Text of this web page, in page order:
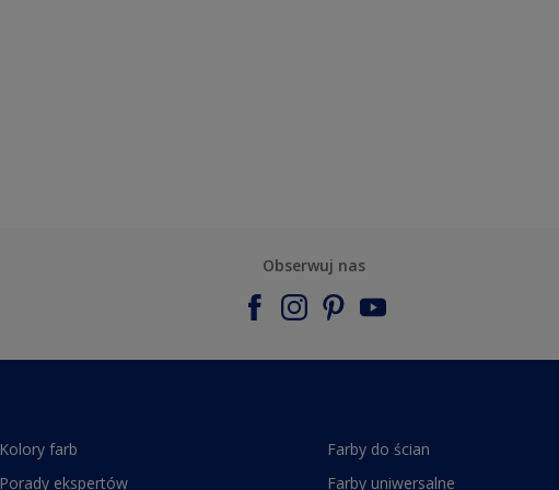
Obserwuj nas
Kolory farb
Porady ekspertów
Farby do ścian
Farby uniwersalne